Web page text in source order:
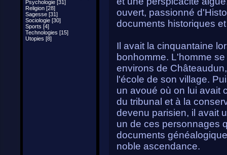
Psychologie [31]
Religion [28]
Sagesse [31]
Sociologie [30]
Sports [4]
Technologies [15]
Utopies [8]
ouvert, passionné
documents historiques
Il avait la cinquantaine
bonhomme. L'homme
environs de
l'école de son village.
un avoué où on lui avait
du tribunal et à la
devenu parisien, il avait
un de ces personnages
documents
noble ascendance.